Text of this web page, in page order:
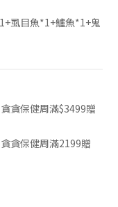
虱目魚*1+鱸魚*1+鬼
貪保健周滿$3499贈
貪保健周滿2199贈